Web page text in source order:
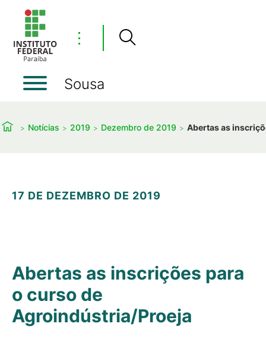
⋮
Sousa
Notícias 2019 Dezembro de 2019 Abertas as
17 DE DEZEMBRO DE 2019
Abertas as inscrições para
o curso de
Agroindústria/Proeja